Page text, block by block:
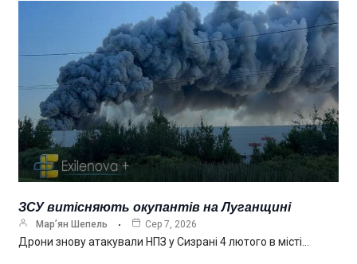
ЗСУ витісняють окупантів на Луганщині
Мар’ян Шепель Сер 7, 2026
Дрони знову атакували НПЗ у Сизрані 4 лютого в місті…